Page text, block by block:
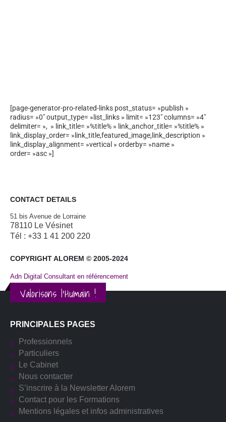
[page-generator-pro-related-links post_status= »publish »
radius= »0″ output_type= »list_links » limit= »123″ columns= »4″
delimiter= », » link_title= »%title% » link_anchor_title= »%title% »
link_display_order= »link_title,featured_image,link_description »
link_display_alignment= »vertical » orderby= »name »
order= »asc »]
CONTACT DETAILS
51 bis Avenue de Lorraine
78110 Le Vésinet
Tél : +33 1 41 200 220
COPYRIGHT ALOREM © 2005-2024
Adn Digital Consultant en référencement
Valorisons l'Humain !
PRINCIPALES PAGES
Professionnels
Particuliers
Le Cabinet
Nous contacter
S’inscrire à la Newsletter Alorem
Contact pour les Formations
Mentions légales et infos administratives